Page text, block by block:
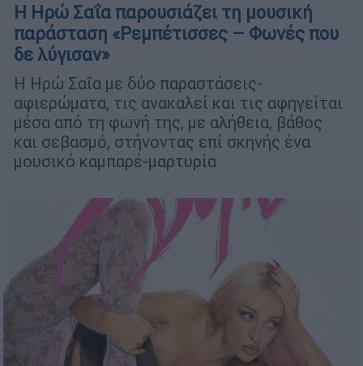
Η Ηρώ Σαΐα παρουσιάζει τη μουσική
παράσταση «Ρεμπέτισσες – Φωνές που
δε λύγισαν»
Η Ηρώ Σαΐα με δύο παραστάσεις-
αφιερώματα, τις ανακαλεί και τις αφηγείται
μέσα από τη φωνή της, με αλήθεια, βάθος
και σεβασμό, στήνοντας επί σκηνής ένα
μουσικό καμπαρέ-μαρτυρία